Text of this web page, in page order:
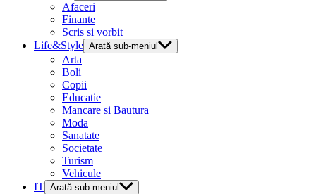
Afaceri
Finante
Scris si vorbit
Life&Style Arată sub-meniul
Arta
Boli
Copii
Educatie
Mancare si Bautura
Moda
Sanatate
Societate
Turism
Vehicule
IT Arată sub-meniul